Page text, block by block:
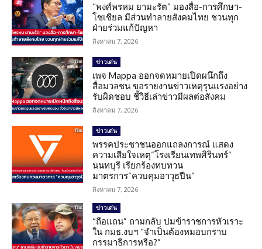
“พงศ์พรหม ยามะรัต” มองสื่อ-การศึกษา-
โซเชียล มีส่วนทำลายสังคมไทย ชวนทุก
ฝ่ายร่วมแก้ปัญหา
สิงหาคม 7, 2026
ข่าวเด่น
เพจ Mappa ออกจดหมายเปิดผนึกถึง
สื่อมวลชน ขอรายงานข่าวเหตุรุนแรงอย่าง
รับผิดชอบ ชี้วิธีเล่าข่าวมีผลต่อสังคม
สิงหาคม 7, 2026
ข่าวเด่น
พรรคประชาชนออกแถลงการณ์ แสดง
ความเสียใจเหตุ”โรงเรียนเทพศิรินทร์”
นนทบุรี เรียกร้องทบทวน
มาตรการ”ควบคุมอาวุธปืน”
สิงหาคม 7, 2026
ข่าวเด่น
“ถือแถน” ถามกลับ ปมข้าราชการหัวเราะ
ใน กมธ.งบฯ “จำเป็นต้องหมอบกราบ
กรรมาธิการหรือ?”